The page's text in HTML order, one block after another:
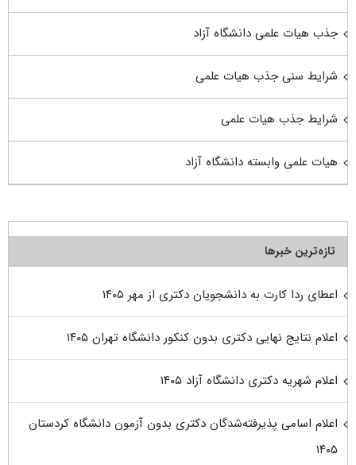
جذب هیات علمی دانشگاه آزاد
شرایط سنی جذب هیات علمی
شرایط جذب هیات علمی
هیات علمی وابسته دانشگاه آزاد
تازه‌ترین خبرها
اعطای ردا کارت به دانشجویان دکتری از مهر ۱۴۰۵
اعلام نتایج نهایی دکتری بدون کنکور دانشگاه تهران ۱۴۰۵
اعلام شهریه دکتری دانشگاه آزاد ۱۴۰۵
اعلام اسامی پذیرفته‌شدگان دکتری بدون آزمون دانشگاه کردستان
۱۴۰۵